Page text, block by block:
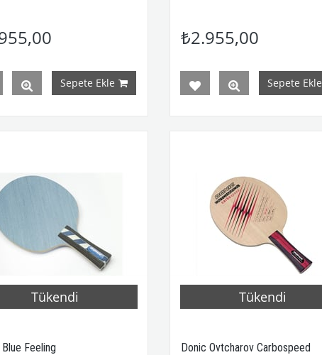
Sepete Ekle
₺2.955,00
Sepete Ekle
Tükendi
Feeling
Tükendi
Donic Ovtcharov Carbospeed